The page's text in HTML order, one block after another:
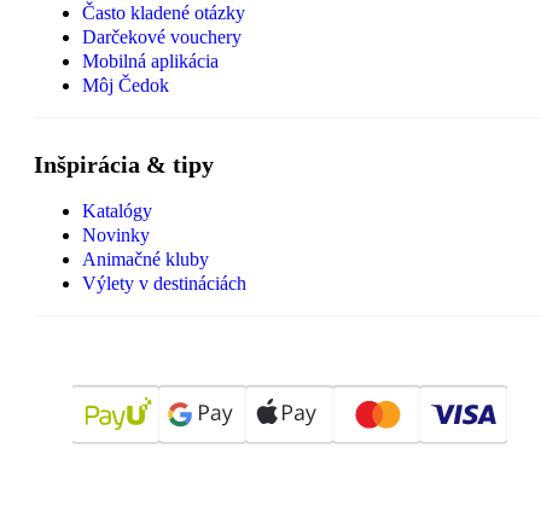
Často kladené otázky
Darčekové vouchery
Mobilná aplikácia
Môj Čedok
Inšpirácia & tipy
Katalógy
Novinky
Animačné kluby
Výlety v destináciách